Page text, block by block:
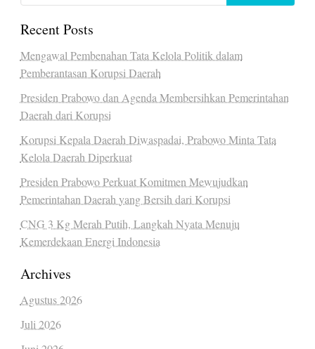
Recent Posts
Mengawal Pembenahan Tata Kelola Politik dalam
Pemberantasan Korupsi Daerah
Presiden Prabowo dan Agenda Membersihkan Pemerintahan
Daerah dari Korupsi
Korupsi Kepala Daerah Diwaspadai, Prabowo Minta Tata
Kelola Daerah Diperkuat
Presiden Prabowo Perkuat Komitmen Mewujudkan
Pemerintahan Daerah yang Bersih dari Korupsi
CNG 3 Kg Merah Putih, Langkah Nyata Menuju
Kemerdekaan Energi Indonesia
Archives
Agustus 2026
Juli 2026